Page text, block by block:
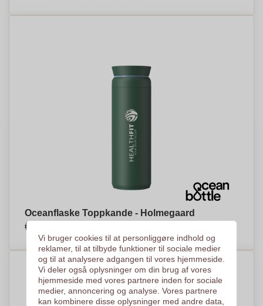
Oceanflaske Toppkande - Holmegaard
€48,25
Vi bruger cookies til at personliggøre indhold og
reklamer, til at tilbyde funktioner til sociale medier
og til at analysere adgangen til vores hjemmeside.
Vi deler også oplysninger om din brug af vores
hjemmeside med vores partnere inden for sociale
medier, annoncering og analyse. Vores partnere
kan kombinere disse oplysninger med andre data,